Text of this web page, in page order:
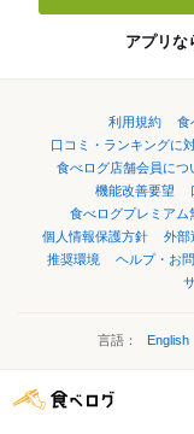
アプリな
利用規約 食
口コミ・ランキングに
食べログ店舗会員につ
機能改善要望
食べログプレミアム
個人情報保護方針
外部
推奨環境
ヘルプ・お
言語： English